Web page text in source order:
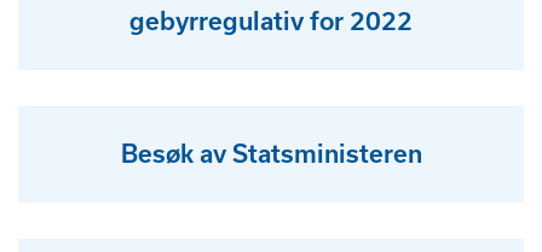
gebyrregulativ for 2022
Besøk av Statsministeren